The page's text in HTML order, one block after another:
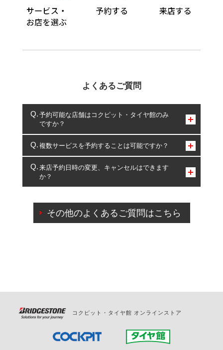
よくあるご質問
予約可能な店舗はコクピット・タイヤ館のみ
ですか？
コクピット・タイヤ館のみとなります。
複数サービスを予約することは可能ですか？
複数サービスのご予約は可能です。
一部の商品・サービスの組み合わせに限り、同時にご予約が
出来ないものもございます。
来店予約日時の変更、キャンセルはできます
か？
ご来店予約日の3営業日前を過ぎている場合のご予約
の日時変更につきましては、直接ご予約の店舗まで
その他のよくあるご質問はこちら
コクピット・タイヤ館 オンラインストア